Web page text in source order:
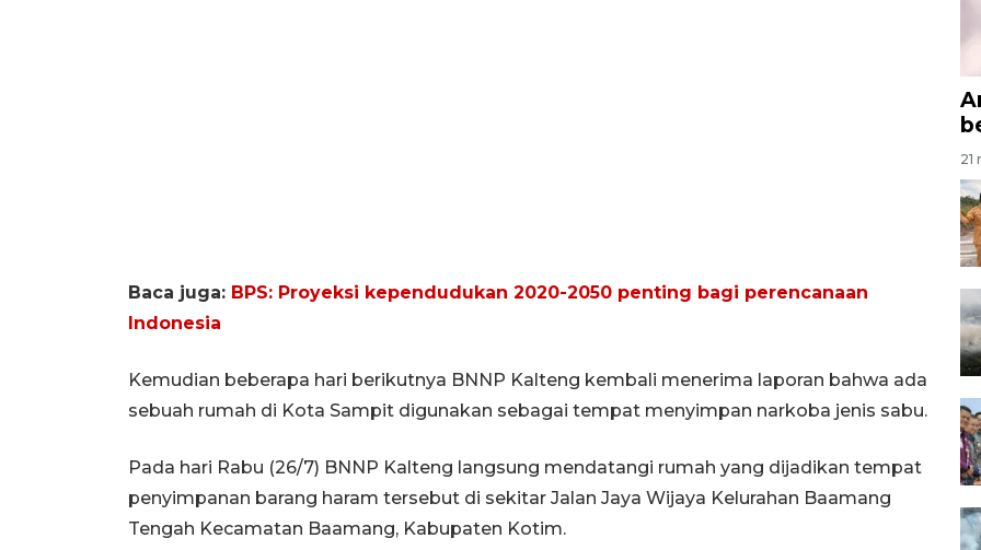
Baca juga: BPS: Proyeksi kependudukan 2020-2050 penting bagi perencanaan
Indonesia
Kemudian beberapa hari berikutnya BNNP Kalteng kembali menerima laporan bahwa ada
sebuah rumah di Kota Sampit digunakan sebagai tempat menyimpan narkoba jenis sabu.
Pada hari Rabu (26/7) BNNP Kalteng langsung mendatangi rumah yang dijadikan tempat
penyimpanan barang haram tersebut di sekitar Jalan Jaya Wijaya Kelurahan Baamang
Tengah Kecamatan Baamang, Kabupaten Kotim.
21